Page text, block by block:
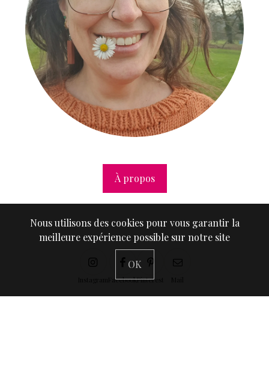
À propos
FacebookPinterest
Nous utilisons des cookies pour vous garantir la
meilleure expérience possible sur notre site
OK